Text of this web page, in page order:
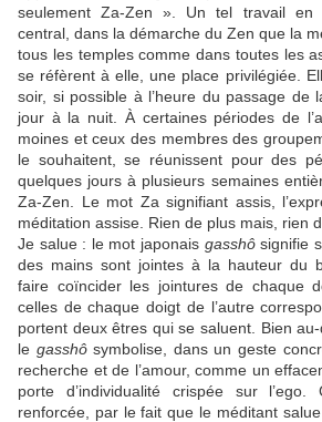
seulement Za-Zen ». Un tel travail en
central, dans la démarche du Zen que la
tous les temples comme dans toutes les
se réfèrent à elle, une place privilégiée.
soir, si possible à l’heure du passage de
jour à la nuit. À certaines périodes de
moines et ceux des membres des
le souhaitent, se réunissent pour des
quelques jours à plusieurs semaines
Za-Zen. Le mot Za signifiant assis,
méditation assise. Rien de plus mais, rien
Je salue : le mot japonais gasshôsignifie
des mains sont jointes à la hauteur du
faire coïncider les jointures de chaque
celles de chaque doigt de l’autre
portent deux êtres qui se saluent. Bien au-
le gasshôsymbolise, dans un geste
recherche et de l’amour, comme un
porte d’individualité crispée sur l’ego.
renforcée, par le fait que le méditant